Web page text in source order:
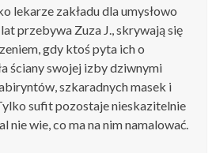
lekarze zakładu dla umysłowo
przebywa Zuza J., skrywają się
gdy ktoś pyta ich o
ściany swojej izby dziwnymi
szkaradnych masek i
sufit pozostaje nieskazitelnie
nie wie, co ma na nim namalować.